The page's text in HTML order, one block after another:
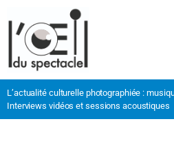
L’actualité culturelle photographiée :
Interviews vidéos et sessions acoustiques